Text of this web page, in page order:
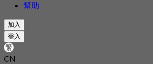
幫助
加入
登入
CN